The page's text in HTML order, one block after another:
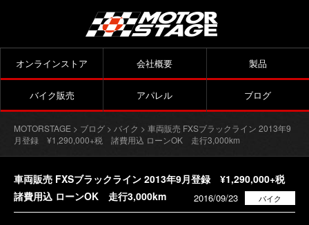
オンラインストア 会社概要 製品
バイク販売 アパレル ブログ
MOTORSTAGE > ブログ > バイク > 車両販売 FXSブラックライン 2013年9
月登録 ¥1,290,000+税 諸費用込 ローンOK 走行3,000km
車両販売 FXSブラックライン 2013年9月登録 ¥1,290,000+税
諸費用込 ローンOK 走行3,000km
バイク
2016/09/23